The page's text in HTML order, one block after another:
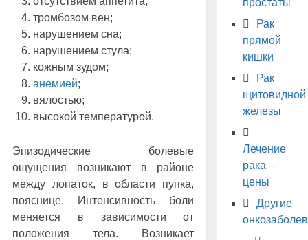
тромбозом вен;
нарушением сна;
нарушением стула;
кожным зудом;
анемией;
вялостью;
высокой температурой.
Эпизодические болевые
ощущения возникают в районе
между лопаток, в области пупка,
пояснице. Интенсивность боли
меняется в зависимости от
положения тела. Возникает
простаты
Рак
прямой
кишки
Рак
щитовидной
железы
Лечение
рака –
цены
Другие